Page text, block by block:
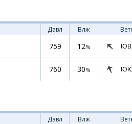
Давл Влж
759 12% ЮВ,
760 30%
Давл Влж